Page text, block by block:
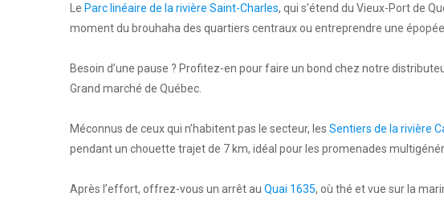
Le Parc linéaire de la rivière Saint-Charles, qui s’étend du Vieux-Port de
moment du brouhaha des quartiers centraux ou entreprendre une
Besoin d’une pause ? Profitez-en pour faire un bond chez notre
Grand marché de Québec.
Méconnus de ceux qui n’habitent pas le secteur, les Sentiers de la rivière
pendant un chouette trajet de 7 km, idéal pour les promenades
Après l’effort, offrez-vous un arrêt au Quai 1635, où thé et vue sur la